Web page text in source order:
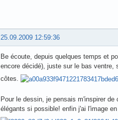
25.09.2009 12:59:36
Be écoute, depuis quelques temps et
encore décidé), juste sur le bas ventre,
côtes.
Pour le dessin, je pensais m'inspirer
élégants si possible! enfin j'ai l'image